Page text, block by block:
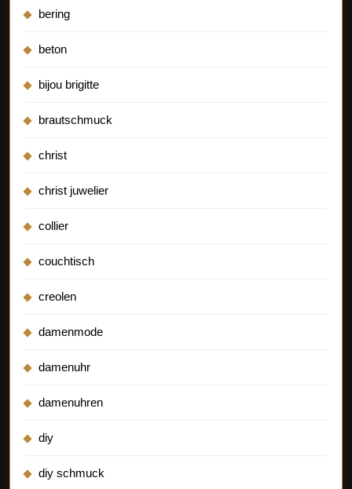
bering
beton
bijou brigitte
brautschmuck
christ
christ juwelier
collier
couchtisch
creolen
damenmode
damenuhr
damenuhren
diy
diy schmuck